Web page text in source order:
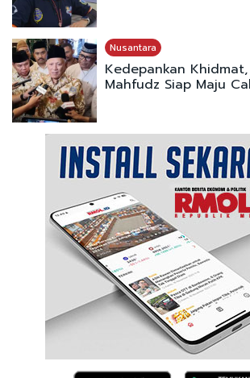
Nusantara
Kedepankan
Mahfudz Siap Maju